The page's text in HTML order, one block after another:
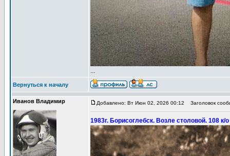
...
Вернуться к началу
Иванов Владимир Добавлено: Вт Июн 02, 2026 00:12 Заголовок
1983г. Борисоглебск. Возле столовой. 108